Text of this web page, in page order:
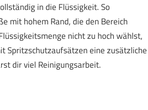
in die Flüssigkeit. So
mit hohem Rand, die den Bereich
nicht zu hoch wählst,
Spritzschutzaufsätzen eine zusätzliche
dir viel Reinigungsarbeit.